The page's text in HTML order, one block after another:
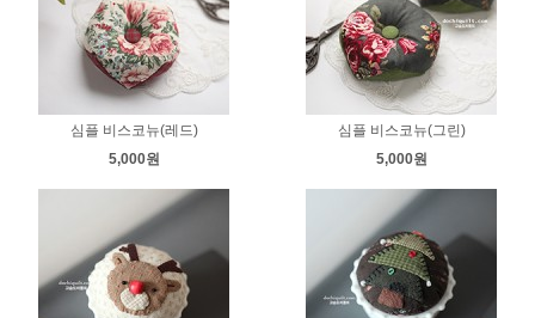
심플 비스코뉴(레드)
5,000원
심플 비스코뉴(그린)
5,000원